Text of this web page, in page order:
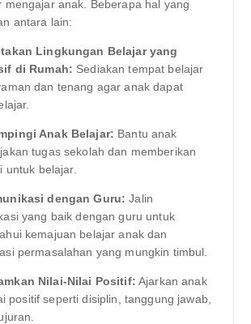
mengajar anak. Beberapa hal yang
antara lain:
Lingkungan Belajar yang
di Rumah: Sediakan tempat belajar
dan tenang agar anak dapat
Anak Belajar: Bantu anak
tugas sekolah dan memberikan
untuk belajar.
dengan Guru: Jalin
yang baik dengan guru untuk
kemajuan belajar anak dan
permasalahan yang mungkin timbul.
Nilai-Nilai Positif: Ajarkan anak
positif seperti disiplin, tanggung jawab,